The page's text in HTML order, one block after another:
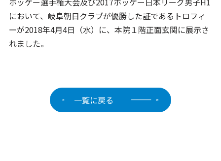
において、岐阜朝日クラブが優勝した証であるトロフィ
ーが2018年4月4日（水）に、本院１階正面玄関に展示さ
れました。
一覧に戻る